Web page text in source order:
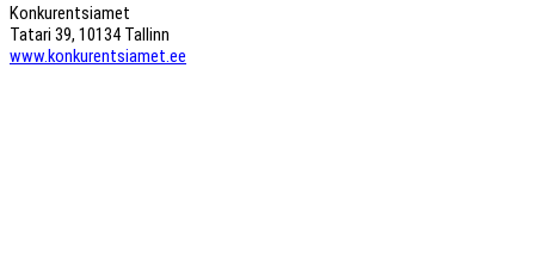
Konkurentsiamet
Tatari 39, 10134 Tallinn
www.konkurentsiamet.ee